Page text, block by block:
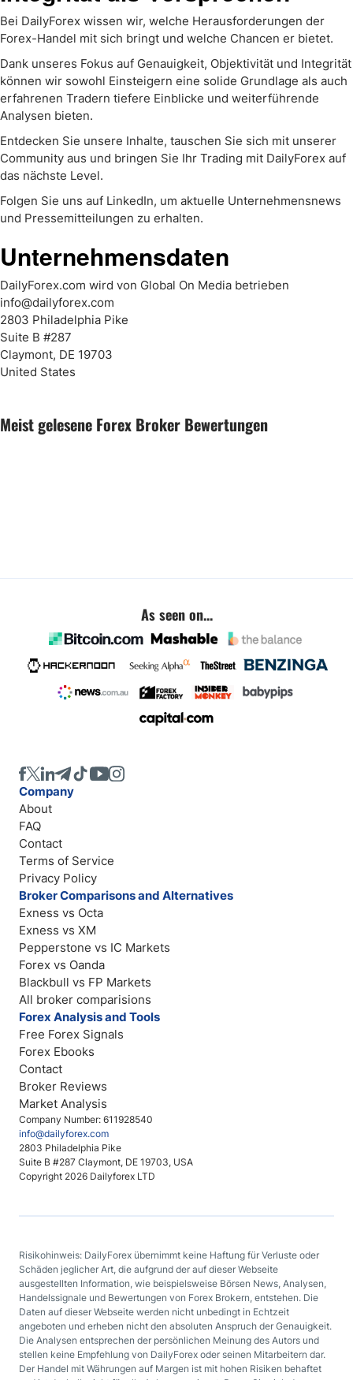
Bei DailyForex wissen wir, welche Herausforderungen der
Forex-Handel mit sich bringt und welche Chancen er bietet.
Dank unseres Fokus auf Genauigkeit, Objektivität und Integrität
können wir sowohl Einsteigern eine solide Grundlage als auch
erfahrenen Tradern tiefere Einblicke und weiterführende
Analysen bieten.
Entdecken Sie unsere Inhalte, tauschen Sie sich mit unserer
Community aus und bringen Sie Ihr Trading mit DailyForex auf
das nächste Level.
Folgen Sie uns auf LinkedIn, um aktuelle Unternehmensnews
und Pressemitteilungen zu erhalten.
Unternehmensdaten
DailyForex.com wird von Global On Media betrieben
info@dailyforex.com
2803 Philadelphia Pike
Suite B #287
Claymont, DE 19703
United States
Meist gelesene Forex Broker Bewertungen
As seen on...
Company Number: 611928540
info@dailyforex.com
2803 Philadelphia Pike
Suite B #287 Claymont, DE 19703, USA
Copyright 2026 Dailyforex LTD
Company
About
FAQ
Contact
Terms of Service
Privacy Policy
Broker Comparisons and Alternatives
Exness vs Octa
Exness vs XM
Pepperstone vs IC Markets
Forex vs Oanda
Blackbull vs FP Markets
All broker comparisions
Forex Analysis and Tools
Free Forex Signals
Forex Ebooks
Contact
Broker Reviews
Market Analysis
Risikohinweis: DailyForex übernimmt keine Haftung für Verluste oder
Schäden jeglicher Art, die aufgrund der auf dieser Webseite
ausgestellten Information, wie beispielsweise Börsen News, Analysen,
Handelssignale und Bewertungen von Forex Brokern, entstehen. Die
Daten auf dieser Webseite werden nicht unbedingt in Echtzeit
angeboten und erheben nicht den absoluten Anspruch der Genauigkeit.
Die Analysen entsprechen der persönlichen Meinung des Autors und
stellen keine Empfehlung von DailyForex oder seinen Mitarbeitern dar.
Der Handel mit Währungen auf Margen ist mit hohen Risiken behaftet